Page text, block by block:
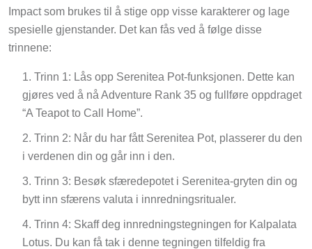
Impact som brukes til å stige opp visse karakterer og lage
spesielle gjenstander. Det kan fås ved å følge disse
trinnene:
Trinn 1: Lås opp Serenitea Pot-funksjonen. Dette kan
gjøres ved å nå Adventure Rank 35 og fullføre oppdraget
“A Teapot to Call Home”.
Trinn 2: Når du har fått Serenitea Pot, plasserer du den
i verdenen din og går inn i den.
Trinn 3: Besøk sfæredepotet i Serenitea-gryten din og
bytt inn sfærens valuta i innredningsritualer.
Trinn 4: Skaff deg innredningstegningen for Kalpalata
Lotus. Du kan få tak i denne tegningen tilfeldig fra